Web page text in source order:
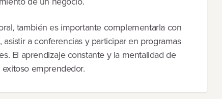
también es importante complementarla con
a conferencias y participar en programas
El aprendizaje constante y la mentalidad de
emprendedor.